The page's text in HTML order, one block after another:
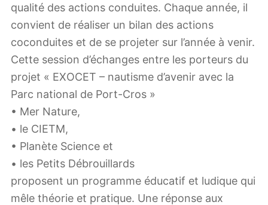
qualité des actions conduites. Chaque année, il
convient de réaliser un bilan des actions
coconduites et de se projeter sur l’année à venir.
Cette session d’échanges entre les porteurs du
projet « EXOCET – nautisme d’avenir avec la
Parc national de Port-Cros »
• Mer Nature,
• le CIETM,
• Planète Science et
• les Petits Débrouillards
proposent un programme éducatif et ludique qui
mêle théorie et pratique. Une réponse aux